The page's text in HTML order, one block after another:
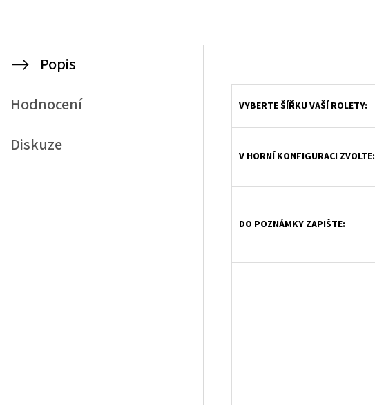
Popis
Hodnocení
Diskuze
VYBERTE ŠÍŘKU VAŠÍ ROLETY:
V HORNÍ KONFIGURACI ZVOLTE:
DO POZNÁMKY ZAPIŠTE: